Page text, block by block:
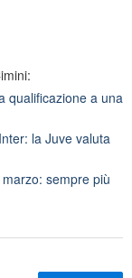
qualificazione a una
la Juve valuta
sempre più